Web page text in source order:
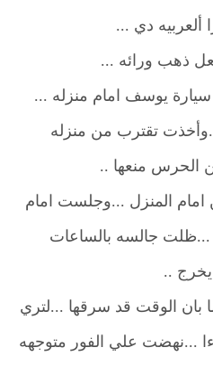
دي ...
ذهب ورائه ...
يوسف امام منزله ...
تقترب من منزله
الحرس منعها ..
المنزل ...وجلست امام
...ظلت جالسه بالساعات
يخرج ..
بان الوقت قد سرقها ...لتري
...نهضت علي الفور متوجهه